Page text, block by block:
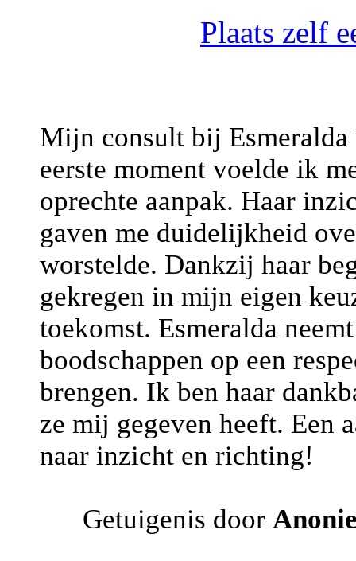
Plaats zelf
Mijn consult bij Esmeralda
eerste moment voelde ik
oprechte aanpak. Haar
gaven me duidelijkheid
worstelde. Dankzij haar
gekregen in mijn eigen
toekomst. Esmeralda
boodschappen op een
brengen. Ik ben haar
ze mij gegeven heeft. Een
naar inzicht en richting!
Getuigenis door